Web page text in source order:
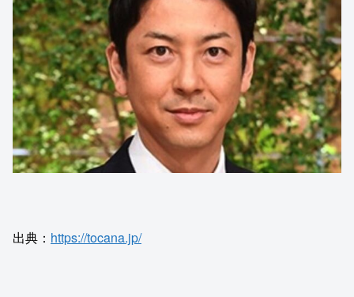
出典： https://tocana.jp/